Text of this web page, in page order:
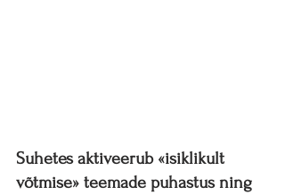
Suhetes aktiveerub «isiklikult
võtmise» teemade puhastus ning